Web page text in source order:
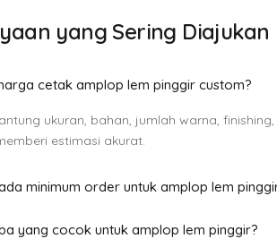
yang Sering Diajukan
cetak amplop lem pinggir custom?
ukuran, bahan, jumlah warna,
estimasi akurat.
minimum order untuk amplop lem
yang cocok untuk amplop lem pinggir?